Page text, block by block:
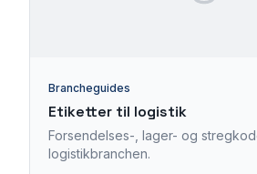
Brancheguides
Etiketter til logistik
Forsendelses-, lager- og
logistikbranchen.